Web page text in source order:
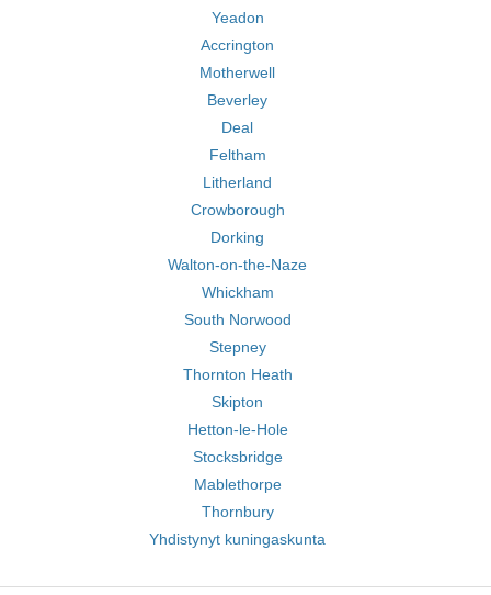
Yeadon
Accrington
Motherwell
Beverley
Deal
Feltham
Litherland
Crowborough
Dorking
Walton-on-the-Naze
Whickham
South Norwood
Stepney
Thornton Heath
Skipton
Hetton-le-Hole
Stocksbridge
Mablethorpe
Thornbury
Yhdistynyt kuningaskunta